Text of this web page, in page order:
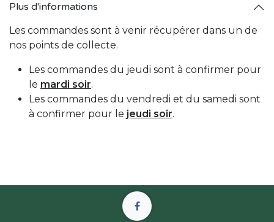
Plus d'informations
Les commandes sont à venir récupérer dans un de
nos points de collecte.
Les commandes du jeudi sont à confirmer pour
le mardi soir.
Les commandes du vendredi et du samedi sont
à confirmer pour le jeudi soir.